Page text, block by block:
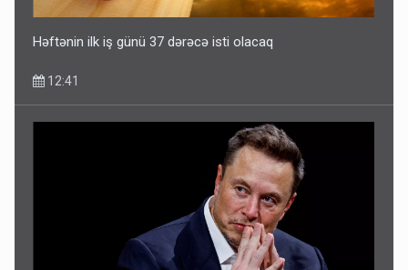
09:25
Həftənin ilk iş günü 37 dərəcə isti olacaq
12:41